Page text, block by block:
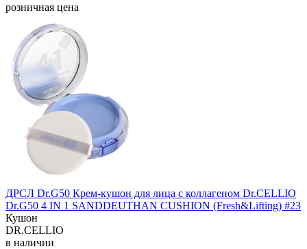
розничная цена
ДРСЛ Dr.G50 Крем-кушон для лица с коллагеном Dr.CELLIO
Dr.G50 4 IN 1 SANDDEUTHAN CUSHION (Fresh&Lifting) #23
Кушон
DR.CELLIO
в наличии